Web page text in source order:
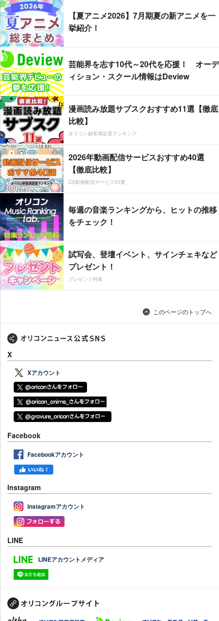
【夏アニメ2026】7月期夏の新アニメを一
挙紹介！
芸能界を志す10代～20代を応援！ オーデ
ィション・スクール情報はDeview
漫画読み放題サブスクおすすめ11選【徹底
比較】
オリコン顧客満足度ランキング
2026年動画配信サービスおすすめ40選
【徹底比較】
CS動画配信サービス20選
毎週の音楽ランキングから、ヒットの推移
をチェック！
試写会、登壇イベント、サインチェキなど
プレゼント！
プレゼント特集
このページのトップへ
X
Xアカウント
Facebook
Facebookアカウント
Instagram
Instagramアカウント
LINE
LINEアカウントメディア